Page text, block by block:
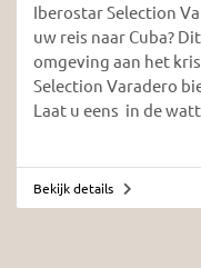
Iberostar Selection
uw reis naar Cuba?
omgeving aan het
Selection Varadero
Laat u eens in de
Bekijk details